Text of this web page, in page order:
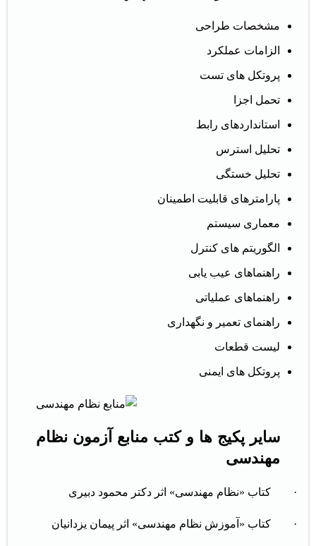
مشخصات طراحی
الزامات عملکرد
پروتکل های تست
تحمل اجزا
استانداردهای رابط
تحلیل استرس
تحلیل خستگی
پارامترهای قابلیت اطمینان
معماری سیستم
الگوریتم های کنترل
راهنماهای عیب یابی
راهنماهای عملیاتی
راهنمای تعمیر و نگهداری
لیست قطعات
پروتکل های ایمنی
سایر پکیج ها و کتب منابع آزمون نظام
مهندسی
·کتاب «نظام مهندسی» اثر دکتر محمود دبیری
·کتاب «آموزش نظام مهندسی» اثر پیمان یزدانیان